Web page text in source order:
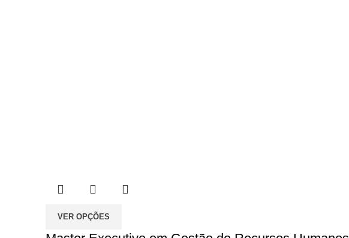
VER OPÇÕES